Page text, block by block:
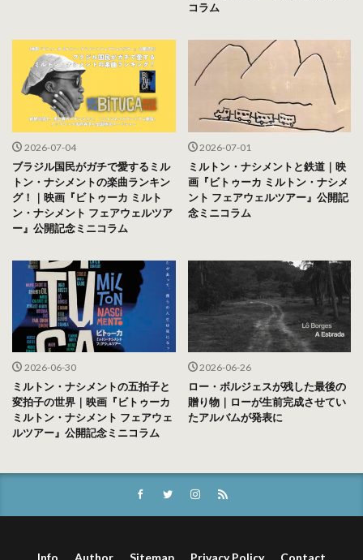
コラム
2026-07-04
ブラジル国民がガチで愛するミル
トン・ナシメントの楽曲ランキン
グ！｜映画『ビトゥーカ ミルト
ン・ナシメント フェアウェルツア
ー』公開記念ミニコラム
2026-07-01
ミルトン・ナシメントと鉄道｜映
画『ビトゥーカ ミルトン・ナシメ
ント フェアウェルツアー』公開記
念ミニコラム
2026-06-30
ミルトン・ナシメントの五拍子と
変拍子の世界｜映画『ビトゥーカ
ミルトン・ナシメント フェアウェ
ルツアー』公開記念ミニコラム
2026-06-26
ロー・ボルジェスが残した最後の
贈り物｜ローが生前完成させてい
たアルバムが発表に
Info Author Sitemap Privacy Policy Contact